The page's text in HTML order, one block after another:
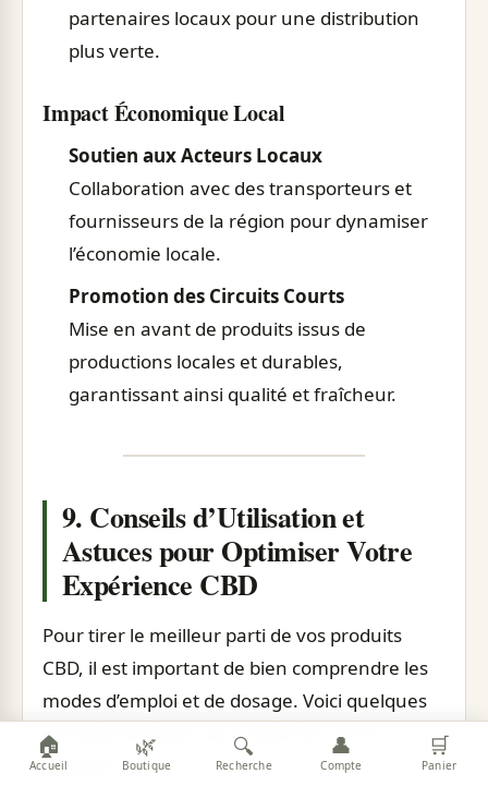
partenaires locaux pour une distribution
plus verte.
Impact Économique Local
Soutien aux Acteurs Locaux
Collaboration avec des transporteurs et
fournisseurs de la région pour dynamiser
l’économie locale.
Promotion des Circuits Courts
Mise en avant de produits issus de
productions locales et durables,
garantissant ainsi qualité et fraîcheur.
9. Conseils d’Utilisation et
Astuces pour Optimiser Votre
Expérience CBD
Pour tirer le meilleur parti de vos produits
CBD, il est important de bien comprendre les
modes d’emploi et de dosage. Voici quelques
conseils pratiques pour optimiser votre
expérience :
🏠
Accueil
🌿
Boutique
🔍
Recherche
👤
Compte
🛒
Panier